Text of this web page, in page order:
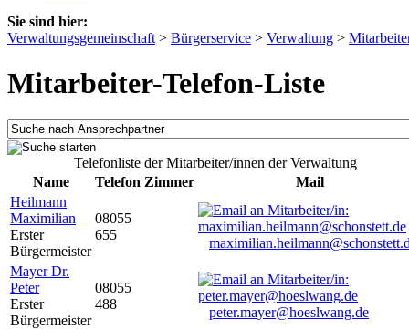
Sie sind hier:
Verwaltungsgemeinschaft > Bürgerservice > Verwaltung >
Mitarbeiter-Telefon-Liste
Telefonliste der Mitarbeiter/innen der Verwaltung
Name
Telefon Zimmer
Mail
Heilmann
Maximilian
Erster
Bürgermeister
08055
655
Mayer Dr.
Peter
Erster
Bürgermeister
08055
488
peter.mayer@hoeslwang.de